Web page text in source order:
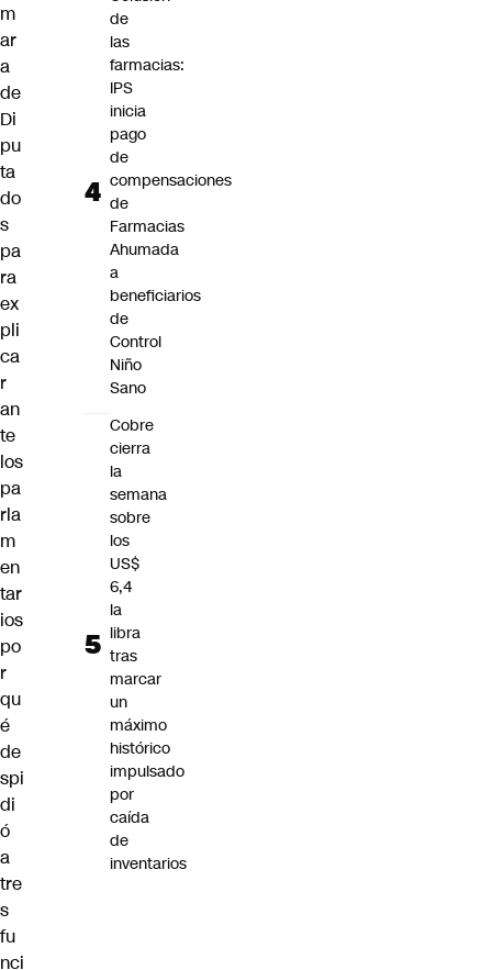
m
ar
a
de
Di
pu
ta
do
s
pa
ra
ex
pli
ca
r
an
te
los
pa
rla
m
en
tar
ios
po
r
qu
é
de
spi
di
ó
a
tre
s
fu
nci
de
las
farmacias:
IPS
inicia
pago
de
compensaciones
de
Farmacias
Ahumada
a
beneficiarios
de
Control
Niño
Sano
Cobre
cierra
la
semana
sobre
los
US$
6,4
la
libra
tras
marcar
un
máximo
histórico
impulsado
por
caída
de
inventarios